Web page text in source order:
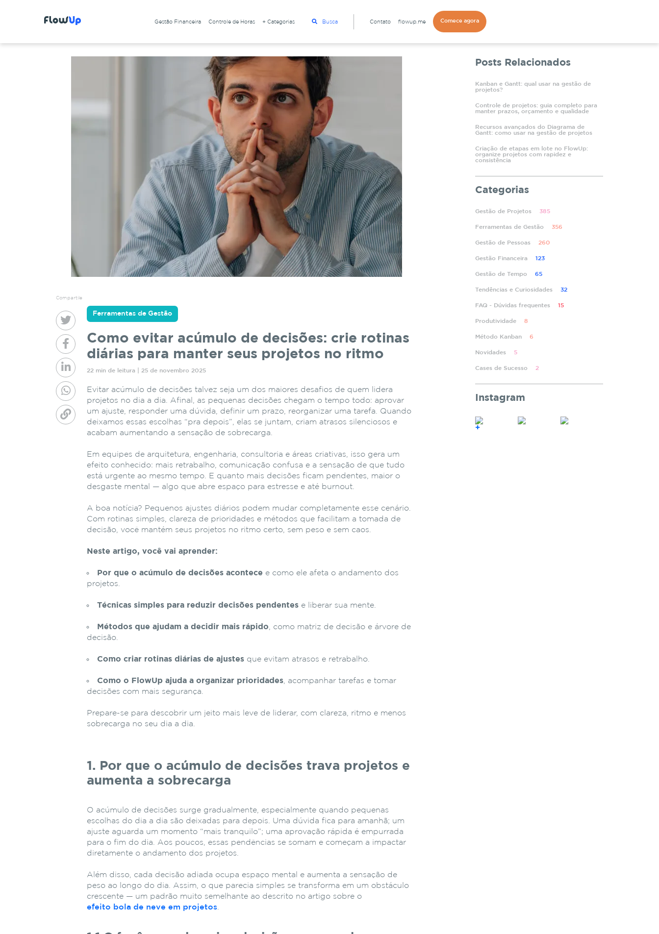
Gestão Financeira Controle de Horas + Categorias Busca Contato flowup.me Comece agora
Compartile
Ferramentas de Gestão
Como evitar acúmulo de decisões: crie rotinas
diárias para manter seus projetos no ritmo
22 min de leitura | 25 de novembro 2025
Evitar acúmulo de decisões talvez seja um dos maiores desafios de quem lidera
projetos no dia a dia. Afinal, as pequenas decisões chegam o tempo todo: aprovar
um ajuste, responder uma dúvida, definir um prazo, reorganizar uma tarefa. Quando
deixamos essas escolhas “pra depois”, elas se juntam, criam atrasos silenciosos e
acabam aumentando a sensação de sobrecarga.
Em equipes de arquitetura, engenharia, consultoria e áreas criativas, isso gera um
efeito conhecido: mais retrabalho, comunicação confusa e a sensação de que tudo
está urgente ao mesmo tempo. E quanto mais decisões ficam pendentes, maior o
desgaste mental — algo que abre espaço para estresse e até burnout.
A boa notícia? Pequenos ajustes diários podem mudar completamente esse cenário.
Com rotinas simples, clareza de prioridades e métodos que facilitam a tomada de
decisão, você mantém seus projetos no ritmo certo, sem peso e sem caos.
Neste artigo, você vai aprender:
Por que o acúmulo de decisões acontece e como ele afeta o andamento dos
projetos.
Técnicas simples para reduzir decisões pendentes e liberar sua mente.
Métodos que ajudam a decidir mais rápido, como matriz de decisão e árvore de
decisão.
Como criar rotinas diárias de ajustes que evitam atrasos e retrabalho.
Como o FlowUp ajuda a organizar prioridades, acompanhar tarefas e tomar
decisões com mais segurança.
Prepare-se para descobrir um jeito mais leve de liderar, com clareza, ritmo e menos
sobrecarga no seu dia a dia.
1. Por que o acúmulo de decisões trava projetos e
aumenta a sobrecarga
O acúmulo de decisões surge gradualmente, especialmente quando pequenas
escolhas do dia a dia são deixadas para depois. Uma dúvida fica para amanhã; um
ajuste aguarda um momento “mais tranquilo”; uma aprovação rápida é empurrada
para o fim do dia. Aos poucos, essas pendências se somam e começam a impactar
diretamente o andamento dos projetos.
Além disso, cada decisão adiada ocupa espaço mental e aumenta a sensação de
peso ao longo do dia. Assim, o que parecia simples se transforma em um obstáculo
crescente — um padrão muito semelhante ao descrito no artigo sobre o
efeito bola de neve em projetos.
Posts Relacionados
Kanban e Gantt: qual usar na gestão de
projetos?
Controle de projetos: guia completo para
manter prazos, orçamento e qualidade
Recursos avançados do Diagrama de
Gantt: como usar na gestão de projetos
Criação de etapas em lote no FlowUp:
organize projetos com rapidez e
consistência
Categorias
Gestão de Projetos 385
Ferramentas de Gestão 356
Gestão de Pessoas 260
Gestão Financeira 123
Gestão de Tempo 65
Tendências e Curiosidades 32
FAQ - Dúvidas frequentes 15
Produtividade 8
Método Kanban 6
Novidades 5
Cases de Sucesso 2
Instagram
+